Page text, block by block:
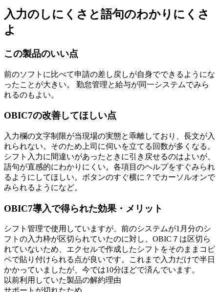
入力のしにくさと語句のわかりにくさ
よ
この製品のいい点
前のソフトに比べて申請の差し戻しが自身でできるようにな
ったことが大きい。 勤怠管理と給与が同一システムでみら
れるのもよい。
OBIC7の改善してほしい点
入力欄の文字制限が当現場の実態と乖離しており、長文が入
れられない。そのため上司に伺いを立てる回数が多くなる。
シフト入力に間違いがあったときに引き戻せるのはよいが、
語句が直感的にわかりにくい。各項目のヘルプをすぐみられ
るようにしてほしい。ボタンのすぐ横に？でカーソルオンで
みられるようになど。
OBIC7導入で得られた効果・メリット
シフト管理で使用していますが、前のシステムが1月分のシ
フトの入力枠が区切られていたのに対し、OBIC７は区切ら
れていないため、エクセルで作成したシフトをそのままコピ
ペで貼り付けられる点が良いです。これまで入力だけで半日
かかっていましたが、今では10分ほどで済んでいます。
以前利用していた製品の解約理由